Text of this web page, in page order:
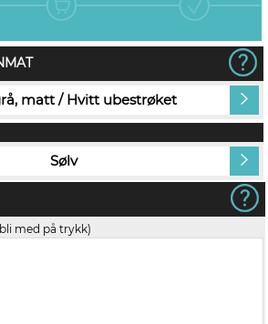
matt / Hvitt ubestrøket
Sølv
med på trykk)